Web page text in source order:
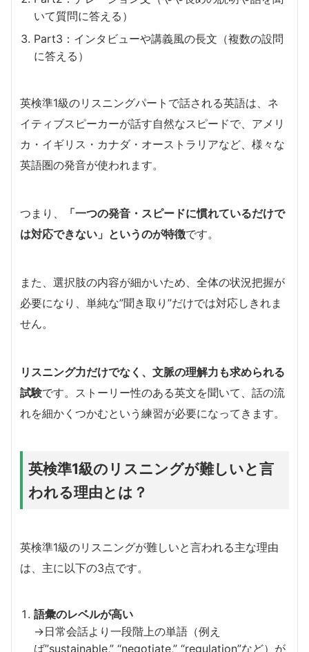
いて質問に答える）
Part3：インタビューや講義風の長文（複数の設問
に答える）
英検準1級のリスニングパートで話される英語は、ネ
イティブスピーカーが話す自然なスピードで、アメリ
カ・イギリス・カナダ・オーストラリアなど、様々な
英語圏の発音が使われます。
つまり、
「一つの発音・スピードに慣れているだけで
は対応できない」というのが特徴です。
また、選択肢の内容が細かいため、全体の状況把握が
必要になり、単純な”聞き取り”だけでは対応しきれま
せん。
リスニング力だけでなく、文脈の理解力も求められる
試験です。ストーリー性のある英文を聞いて、話の流
れを細かくつかむという練習が必要になってきます。
英検準1級のリスニングが難しいと言
われる理由とは？
英検準1級のリスニングが難しいと言われる主な理由
は、主に以下の3点です。
語彙のレベルが高い
→日常会話より一段階上の単語（例え
ば”sustainable,” “negotiate,” “regulation”など）が